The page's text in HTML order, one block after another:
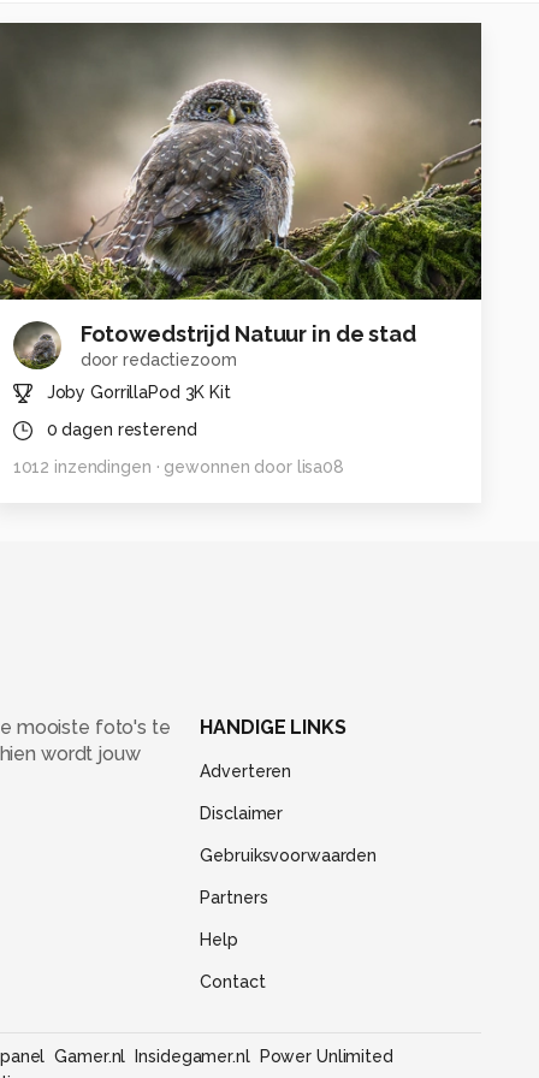
Fotowedstrijd Natuur in de stad
doorredactiezoom
Joby GorrillaPod 3K Kit
0 dagen resterend
1012 inzendingen · gewonnen door lisa08
mooiste foto's te
wordt jouw
HANDIGE LINKS
Adverteren
Disclaimer
Gebruiksvoorwaarden
Partners
Help
Contact
Gamer.nl Insidegamer.nl
Power Unlimited